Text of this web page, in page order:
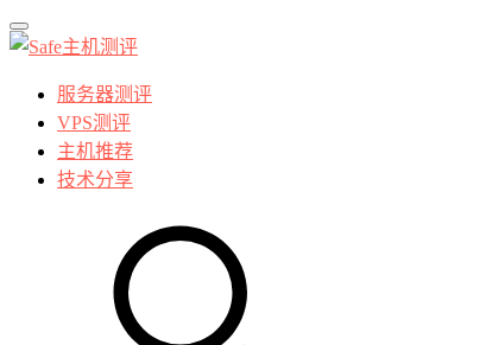
服务器测评
VPS测评
主机推荐
技术分享